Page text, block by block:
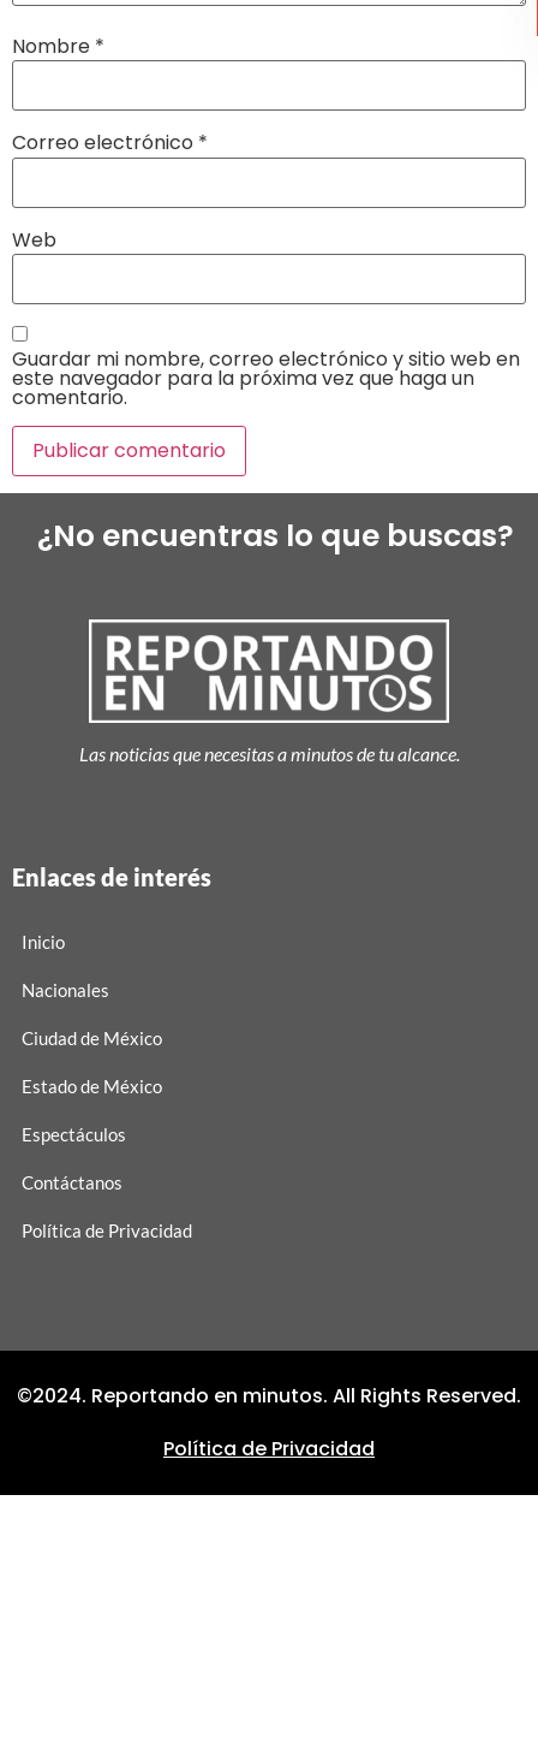
Nombre *
Correo electrónico *
Web
Guardar mi nombre, correo electrónico y sitio web en
este navegador para la próxima vez que haga un
comentario.
¿No encuentras lo que buscas?
Las noticias que necesitas a minutos de tu alcance.
Enlaces de interés
Inicio
Nacionales
Ciudad de México
Estado de México
Espectáculos
Contáctanos
Política de Privacidad
©2024. Reportando en minutos. All Rights Reserved.
Política de Privacidad